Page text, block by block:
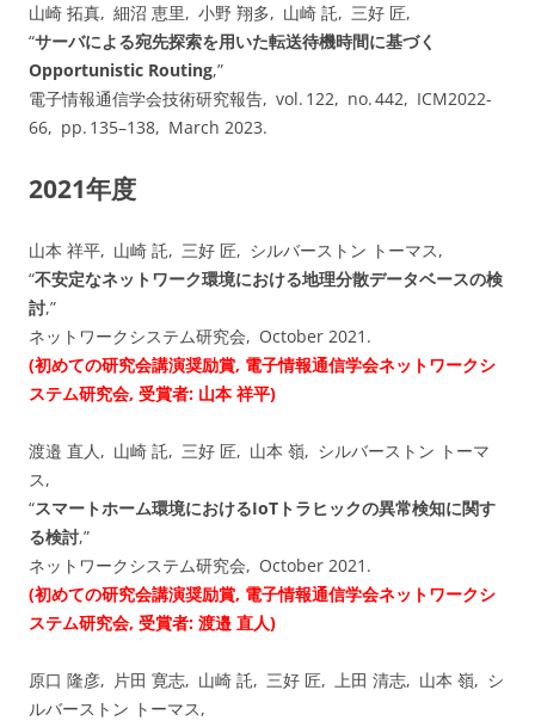
山崎 拓真, 細沼 恵里, 小野 翔多, 山崎 託, 三好 匠,
“サーバによる宛先探索を用いた転送待機時間に基づく
Opportunistic Routing,”
電子情報通信学会技術研究報告, vol. ⁠122, no. ⁠442, ICM2022-
66, pp.⁠ ⁠135⁠–⁠138, March 2023.
2021年度
山本 祥平, 山崎 託, 三好 匠, シルバーストン トーマス,
“不安定なネットワーク環境における地理分散データベースの検
討,”
ネットワークシステム研究会, October 2021.
(初めての研究会講演奨励賞, 電子情報通信学会ネットワークシ
ステム研究会, 受賞者: 山本 祥平)
渡邉 直人, 山崎 託, 三好 匠, 山本 嶺, シルバーストン トーマ
ス,
“スマートホーム環境におけるIoTトラヒックの異常検知に関す
る検討,”
ネットワークシステム研究会, October 2021.
(初めての研究会講演奨励賞, 電子情報通信学会ネットワークシ
ステム研究会, 受賞者: 渡邉 直人)
原口 隆彦, 片田 寛志, 山崎 託, 三好 匠, 上田 清志, 山本 嶺, シ
ルバーストン トーマス,